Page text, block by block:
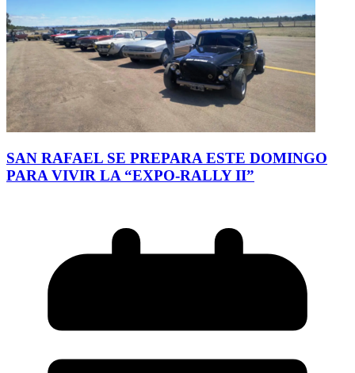
SAN RAFAEL SE PREPARA ESTE DOMINGO
PARA VIVIR LA “EXPO-RALLY II”